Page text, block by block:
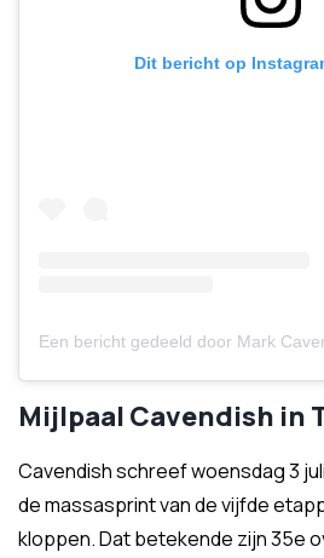
Dit bericht op
Mijlpaal Cavendish in
Cavendish schreef woensdag 3
de massasprint van de vijfde
kloppen. Dat betekende zijn 35e